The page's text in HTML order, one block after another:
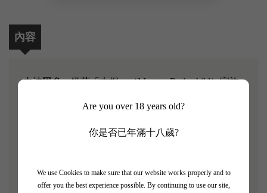
Are you over 18 years old?
你是否已年滿十八歲?
We use Cookies to make sure that our website works properly and to
offer you the best experience possible. By continuing to use our site,
內容
由波爾多一級莊「木桐」（Mouton Rothschild）家族
份。呢支酒行嘅係極度豐厚、高雅木桶香嘅布爾岡頂
質感極度油潤圓滑，酒體飽滿，但背後有 Limoux 產